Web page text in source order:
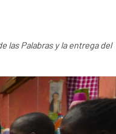
las Palabras y la entrega del